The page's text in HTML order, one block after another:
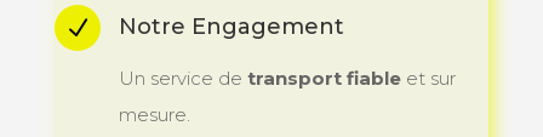
N Notre Engagement
Un service de transport fiableet sur
mesure.